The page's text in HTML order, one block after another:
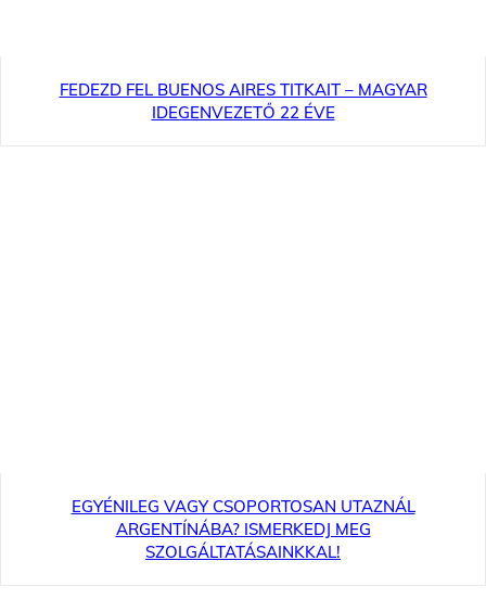
FEDEZD FEL BUENOS AIRES TITKAIT – MAGYAR
IDEGENVEZETŐ 22 ÉVE
EGYÉNILEG VAGY CSOPORTOSAN UTAZNÁL
ARGENTÍNÁBA? ISMERKEDJ MEG
SZOLGÁLTATÁSAINKKAL!